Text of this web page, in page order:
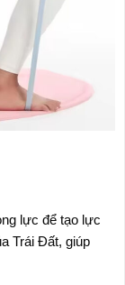
lực để tạo lực
Trái Đất, giúp